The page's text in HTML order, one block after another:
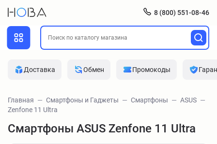
8 (800) 551-08-46
Доставка Обмен Промокоды
Главная Смартфоны и Гаджеты Смартфоны
ASUS
Zenfone 11 Ultra
Смартфоны ASUS Zenfone 11 Ultra